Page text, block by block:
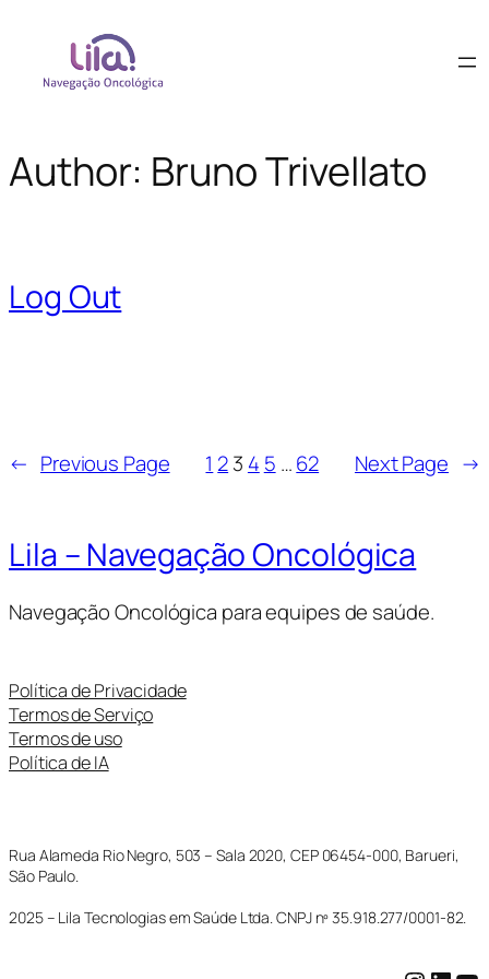
Author: Bruno Trivellato
Log Out
← Previous Page 1 23 4 5 …62 Next Page →
Lila – Navegação Oncológica
Navegação Oncológica para equipes de saúde.
Política de Privacidade
Termos de Serviço
Termos de uso
Política de IA
Rua Alameda Rio Negro, 503 – Sala 2020, CEP 06454-000, Barueri,
São Paulo.
2025 – Lila Tecnologias em Saúde Ltda. CNPJ nº 35.918.277/0001-82.